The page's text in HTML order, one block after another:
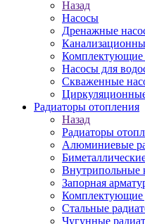
Назад
Насосы
Дренажные
Комплектующие
Насосы для
Скваженные
Радиаторы отопления
Назад
Радиаторы
Алюминиевые
Внутрипольные
Запорная
Комплектующие
Стальные
Чугунные